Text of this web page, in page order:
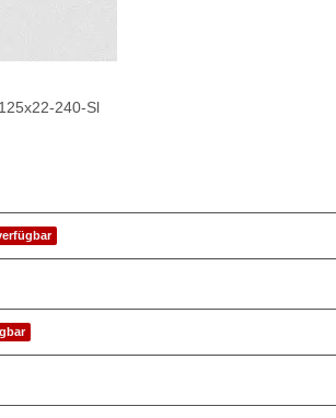
240-Sl